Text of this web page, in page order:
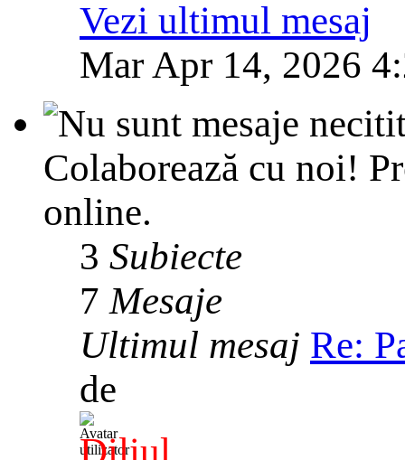
Vezi ultimul mesaj
Mar Apr 14, 2026
Colaborează cu noi!
online.
3 Subiecte
7Mesaje
Ultimul mesaj Re:
de